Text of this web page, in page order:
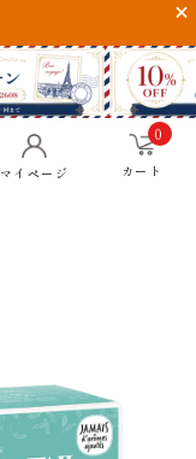
マイページ カート
0